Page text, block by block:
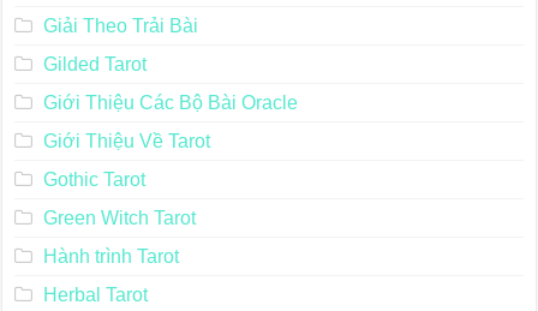
Giải Theo Trải Bài
Gilded Tarot
Giới Thiệu Các Bộ Bài Oracle
Giới Thiệu Về Tarot
Gothic Tarot
Green Witch Tarot
Hành trình Tarot
Herbal Tarot